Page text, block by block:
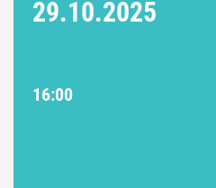
29.10.2025
16:00